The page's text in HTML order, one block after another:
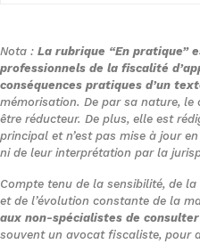
soumis aux juges du
RAGT Semences,
groupe fiscalement
appartient la société
les 14 octobre 2015
des crédits d’impôt
dépenses exposées
titre des exercices
Nota : La rubrique “En pratique”
professionnels de la fiscalité
conséquences pratiques d’un
mémorisation. De par sa nature, le
être réducteur. De plus, elle est
principal et n’est pas mise à jour
ni de leur interprétation par la
Compte tenu de la sensibilité, de
et de l’évolution constante de la
aux non-spécialistes de
souvent un avocat fiscaliste, pour